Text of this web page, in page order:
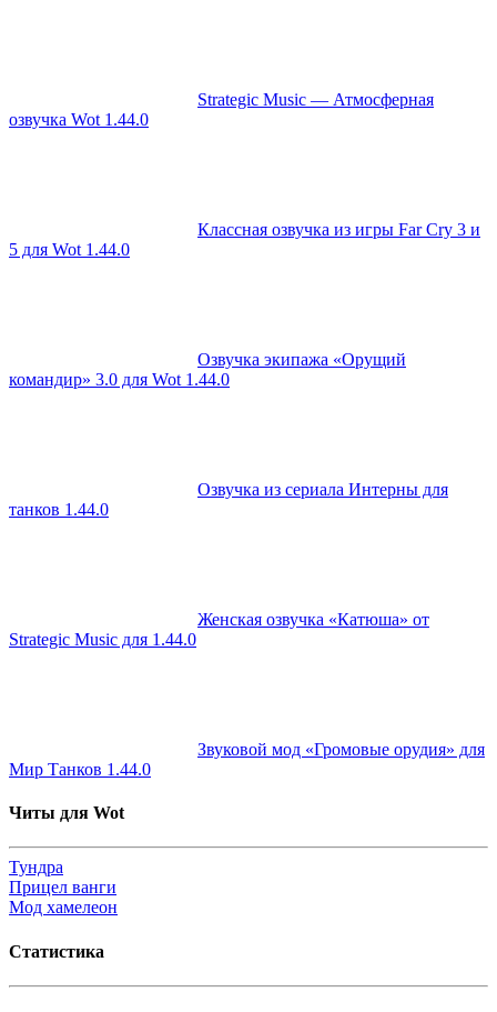
Strategic Music — Атмосферная
озвучка Wot 1.44.0
Классная озвучка из игры Far Cry 3 и
5 для Wot 1.44.0
Озвучка экипажа «Орущий
командир» 3.0 для Wot 1.44.0
Озвучка из сериала Интерны для
танков 1.44.0
Женская озвучка «Катюша» от
Strategic Music для 1.44.0
Звуковой мод «Громовые орудия» для
Мир Танков 1.44.0
Читы для Wot
Тундра
Прицел ванги
Мод хамелеон
Статистика